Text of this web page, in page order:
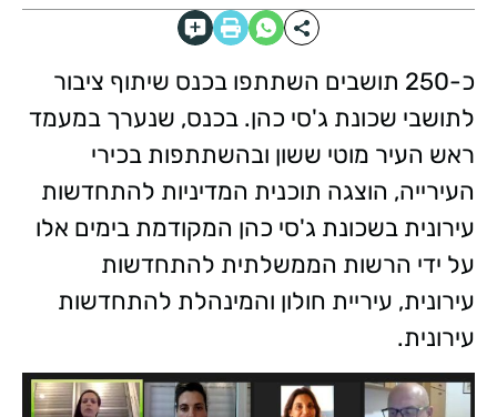
כ-250 תושבים השתתפו בכנס שיתוף ציבור
לתושבי שכונת ג'סי כהן. בכנס, שנערך במעמד
ראש העיר מוטי ששון ובהשתתפות בכירי
העירייה, הוצגה תוכנית המדיניות להתחדשות
עירונית בשכונת ג'סי כהן המקודמת בימים אלו
על ידי הרשות הממשלתית להתחדשות
עירונית, עיריית חולון והמינהלת להתחדשות
עירונית.